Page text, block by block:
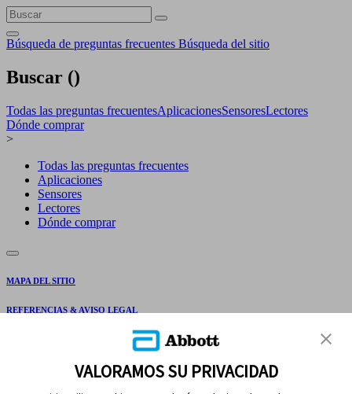
Búsqueda de preguntas frecuentes Búsqueda del sitio
Buscar ()
Todas las preguntas frecuentesAplicacionesSensoresLectores
Dónde comprar
>
Todas las preguntas frecuentes
Aplicaciones
Sensores
Lectores
Dónde comprar
MAPA DEL SITIO
REFERENCIAS & AVISO LEGAL
VALORAMOS SU PRIVACIDAD